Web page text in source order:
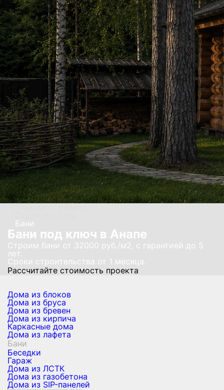
Бани
Бани под ключ в Анапе
Строим бани от 32000 руб./м2, с гарантией до 5
лет.
Сроки строительства от 1 месяца.
Рассчитайте стоимость проекта
Дома из блоков
Дома из бруса
Дома из бревен
Дома из кирпича
Каркасные дома
Дома из лафета
Бани
Беседки
Гараж
Дома из ЛСТК
Дома из газобетона
Дома из SIP-панелей